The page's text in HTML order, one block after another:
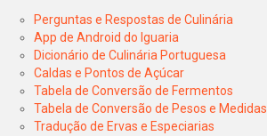
Perguntas e Respostas de Culinária
App de Android do Iguaria
Dicionário de Culinária Portuguesa
Caldas e Pontos de Açúcar
Tabela de Conversão de Fermentos
Tabela de Conversão de Pesos e Medidas
Tradução de Ervas e Especiarias